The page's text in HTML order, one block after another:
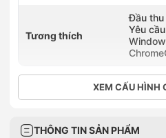
Số 454 Nguyễn Oanh,
0909222156
Số 489B Đỗ Xuân Hợp,
153 Nguyễn Văn Linh,
Tương thích
Đầu thu
Yêu
XEM CẤU HÌNH
THÔNG TIN SẢN PHẨM